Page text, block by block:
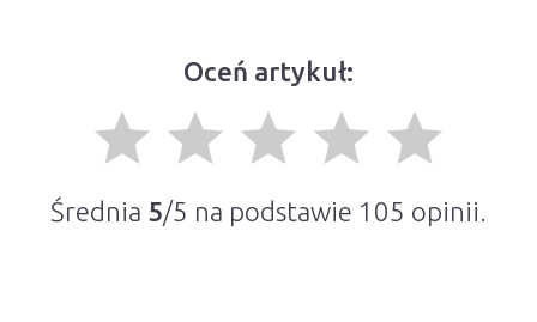
Oceń artykuł:
grade grade grade grade grade
Średnia 5/5 na podstawie 105 opinii.